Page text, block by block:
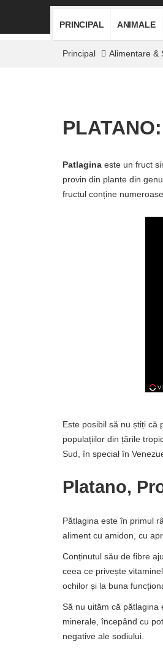
PRINCIPAL ANIMALE
Principal Alimentare &
Patlagina este un fruct
provin din plante din
fructul conține
Este posibil să nu știți că
populațiilor din țările
Sud, în special în
Platano,
Pătlagina este în primul
aliment cu amidon, cu
Conținutul său de fibre
ceea ce privește
ochilor și la buna
Să nu uităm că pătlagina
minerale, începând cu
negative ale sodiului.